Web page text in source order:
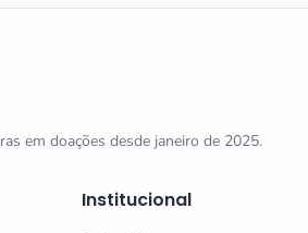
em doações desde janeiro de 2025.
Institucional